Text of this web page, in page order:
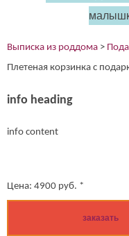
Выписка из роддома >
Плетеная корзинка с
info heading
info content
Цена: 4900 руб. *
заказать